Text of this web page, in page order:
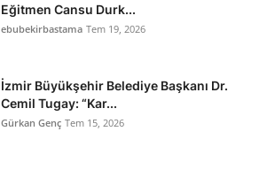
Eğitmen Cansu Durk...
ebubekirbastama Tem 19, 2026
İzmir Büyükşehir Belediye Başkanı Dr.
Cemil Tugay: “Kar...
Gürkan Genç Tem 15, 2026